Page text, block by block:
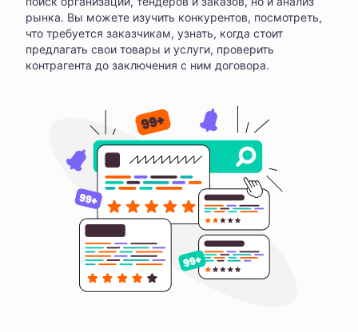
рынка. Вы можете изучить конкурентов, посмотреть,
что требуется заказчикам, узнать, когда стоит
предлагать свои товары и услуги, проверить
контрагента до заключения с ним договора.